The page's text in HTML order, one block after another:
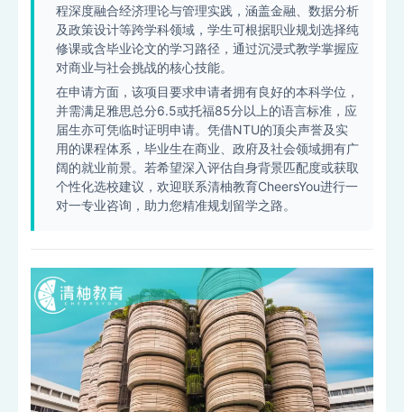
程深度融合经济理论与管理实践，涵盖金融、数据分析
及政策设计等跨学科领域，学生可根据职业规划选择纯
修课或含毕业论文的学习路径，通过沉浸式教学掌握应
对商业与社会挑战的核心技能。
在申请方面，该项目要求申请者拥有良好的本科学位，
并需满足雅思总分6.5或托福85分以上的语言标准，应
届生亦可凭临时证明申请。凭借NTU的顶尖声誉及实
用的课程体系，毕业生在商业、政府及社会领域拥有广
阔的就业前景。若希望深入评估自身背景匹配度或获取
个性化选校建议，欢迎联系清柚教育CheersYou进行一
对一专业咨询，助力您精准规划留学之路。